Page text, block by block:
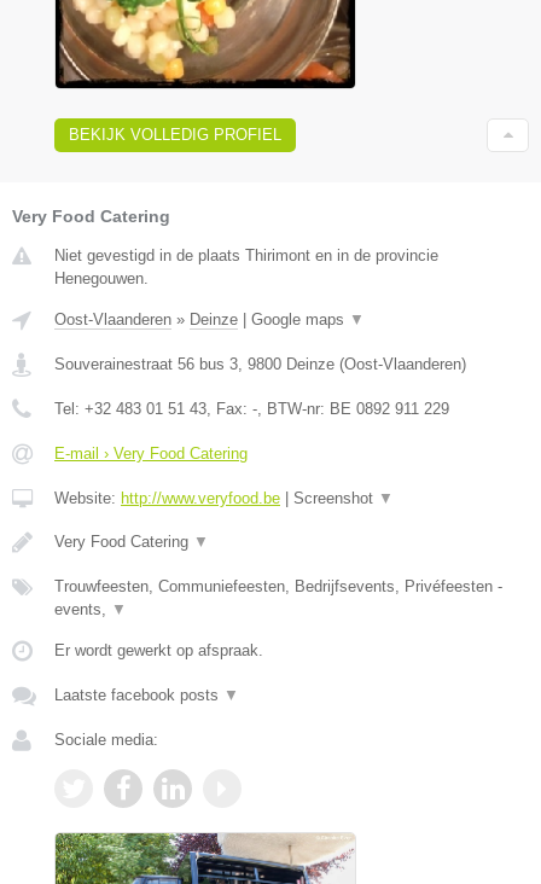
BEKIJK VOLLEDIG PROFIEL
Very Food Catering
Niet gevestigd in de plaats Thirimont en in de provincie
Henegouwen.
Oost-Vlaanderen » Deinze | Google maps ▼
Souverainestraat 56 bus 3 9800 Deinze (Oost-Vlaanderen)
Tel: +32 483 01 51 43 , Fax: - , BTW-nr: BE 0892 911 229
E-mail › Very Food Catering
Website: http://www.veryfood.be | Screenshot ▼
Very Food Catering ▼
Trouwfeesten, Communiefeesten, Bedrijfsevents, Privéfeesten -
events,
▼
Er wordt gewerkt op afspraak.
Laatste facebook posts ▼
Sociale media: